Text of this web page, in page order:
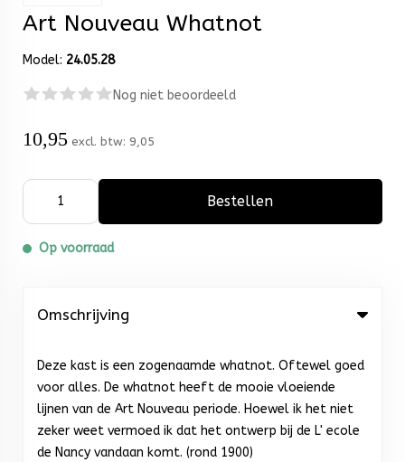
Art Nouveau Whatnot
Model: 24.05.28
Nog niet beoordeeld
10,95 excl. btw: 9,05
Bestellen
Op voorraad
Omschrijving
Deze kast is een zogenaamde whatnot. Oftewel goed
voor alles. De whatnot heeft de mooie vloeiende
lijnen van de Art Nouveau periode. Hoewel ik het niet
zeker weet vermoed ik dat het ontwerp bij de L' ecole
de Nancy vandaan komt. (rond 1900)